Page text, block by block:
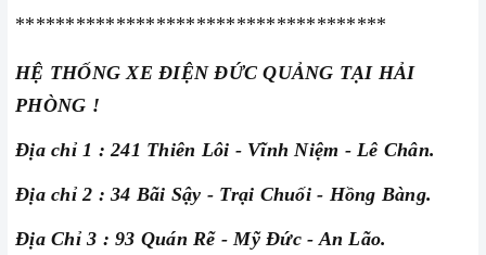
*************************************
HỆ THỐNG XE ĐIỆN ĐỨC QUẢNG TẠI HẢI
PHÒNG !
Địa chỉ 1 : 241 Thiên Lôi - Vĩnh Niệm - Lê Chân.
Địa chỉ 2 : 34 Bãi Sậy - Trại Chuối - Hồng Bàng.
Địa Chỉ 3 : 93 Quán Rẽ - Mỹ Đức - An Lão.